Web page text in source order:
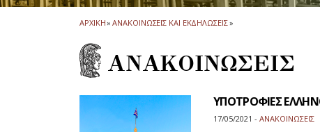
ΑΡΧΙΚΗ» ΑΝΑΚΟΙΝΩΣΕΙΣ ΚΑΙ ΕΚΔΗΛΩΣΕΙΣ»
ΑΝΑΚΟΙΝΩΣΕΙΣ
ΥΠΟΤΡΟΦΙΕΣ
17/05/2021 - ΑΝΑΚΟΙΝΩΣΕΙΣ